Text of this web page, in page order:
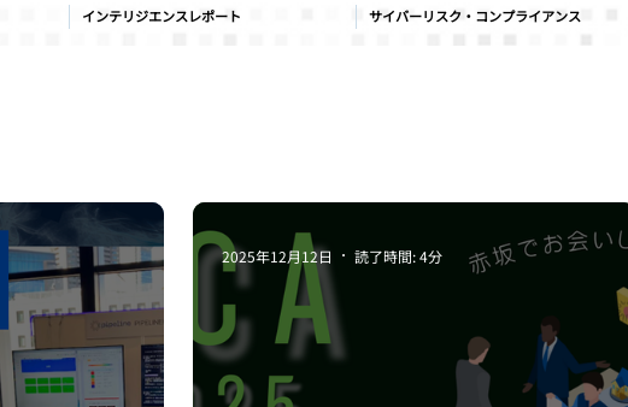
インテリジエンスレポート サイバーリスク・コンプライアンス
2025年12月12日 読了時間: 4分